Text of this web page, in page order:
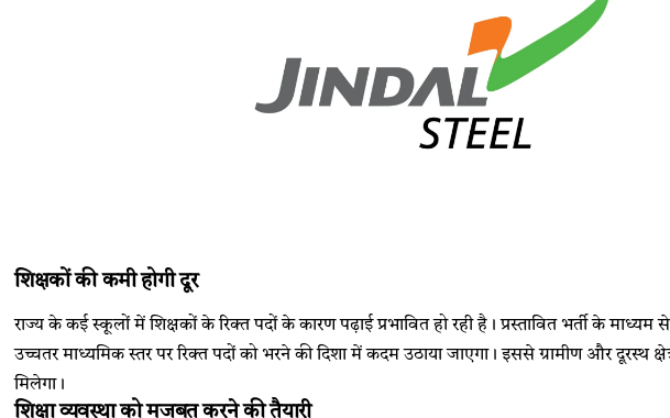
शिक्षकों की कमी होगी दूर
राज्य के कई स्कूलों में शिक्षकों के रिक्त पदों के कारण पढ़ाई प्रभावित हो रही है। प्रस्तावित भर्ती के
उच्चतर माध्यमिक स्तर पर रिक्त पदों को भरने की दिशा में कदम उठाया जाएगा। इससे ग्रामीण और दूरस्थ
मिलेगा।
शिक्षा व्यवस्था को मजबूत करने की तैयारी